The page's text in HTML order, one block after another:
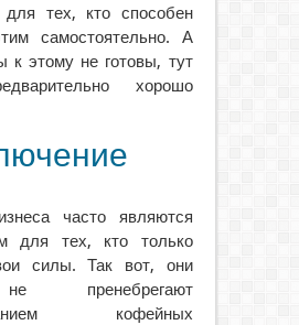
для тех, кто способен
самостоятельно. А
к этому не готовы, тут
хорошо
часто являются
для тех, кто только
силы. Так вот, они
пренебрегают
кофейных